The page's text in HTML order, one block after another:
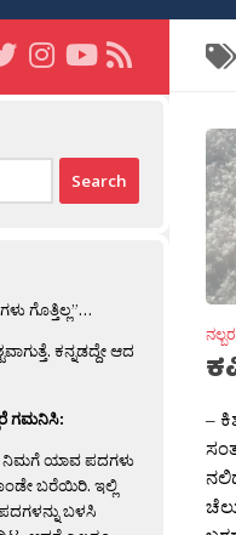
–
ಗೊತ್ತಿಲ್ಲ”…
ಕನ್ನಡದ್ದೇ ಆದ
ಗಮನಿಸಿ:
ನಿಮಗೆ ಯಾವ ಪದಗಳು
ಬರೆಯಿರಿ. ಇಲ್ಲಿ
ಬಳಸಿ